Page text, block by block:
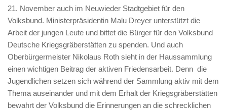
21. November auch im Neuwieder Stadtgebiet für den
Volksbund. Ministerpräsidentin Malu Dreyer unterstützt die
Arbeit der jungen Leute und bittet die Bürger für den Volksbund
Deutsche Kriegsgräberstätten zu spenden. Und auch
Oberbürgermeister Nikolaus Roth sieht in der Haussammlung
einen wichtigen Beitrag der aktiven Friedensarbeit. Denn die
Jugendlichen setzen sich während der Sammlung aktiv mit dem
Thema auseinander und mit dem Erhalt der Kriegsgräberstätten
bewahrt der Volksbund die Erinnerungen an die schrecklichen